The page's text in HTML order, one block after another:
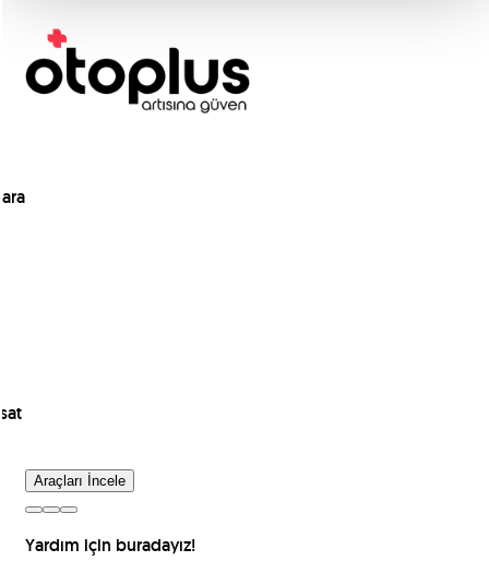
Araçları İncele
Yardım için buradayız!